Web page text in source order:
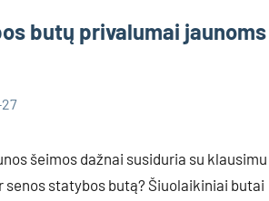
butų privalumai jaunoms
šeimos dažnai susiduria su klausimu
senos statybos butą? Šiuolaikiniai butai